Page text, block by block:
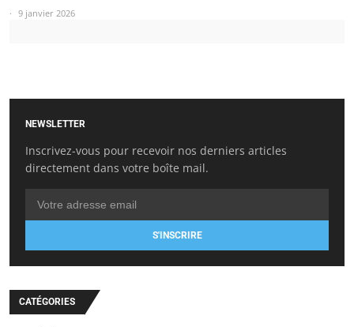
9 janvier 2026
NEWSLETTER
Inscrivez-vous pour recevoir nos derniers articles
directement dans votre boîte mail.
S'INSCRIRE
CATÉGORIES